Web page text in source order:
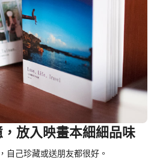
放入映畫本細細品味
自己珍藏或送朋友都很好。